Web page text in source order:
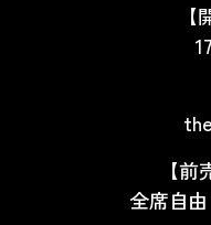
【
全席自